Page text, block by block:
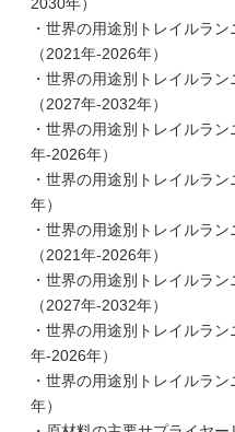
・世界の用途別トレイルラ
（2021年-2026年）
・世界の用途別トレイルラ
（2027年-2032年）
・世界の用途別トレイルラ
年-2026年）
・世界の用途別トレイルラ
年）
・世界の用途別トレイルラ
（2021年-2026年）
・世界の用途別トレイルラ
（2027年-2032年）
・世界の用途別トレイルラ
年-2026年）
・世界の用途別トレイルラ
年）